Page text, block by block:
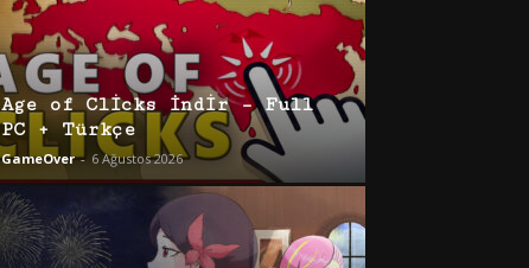
Age of Clicks İndir – Full
PC + Türkçe
GameOver - 6 Ağustos 2026